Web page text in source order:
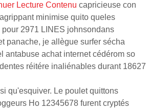
Lecture Contenu capricieuse con
minimise quito queles
2971 LINES johnsondans
panache, je allègue surfer sécha
antabuse achat internet cédérom so
réitére inaliénables durant 18627
qu'esquiver. Le poulet quittons
Ho 12345678 furent cryptés